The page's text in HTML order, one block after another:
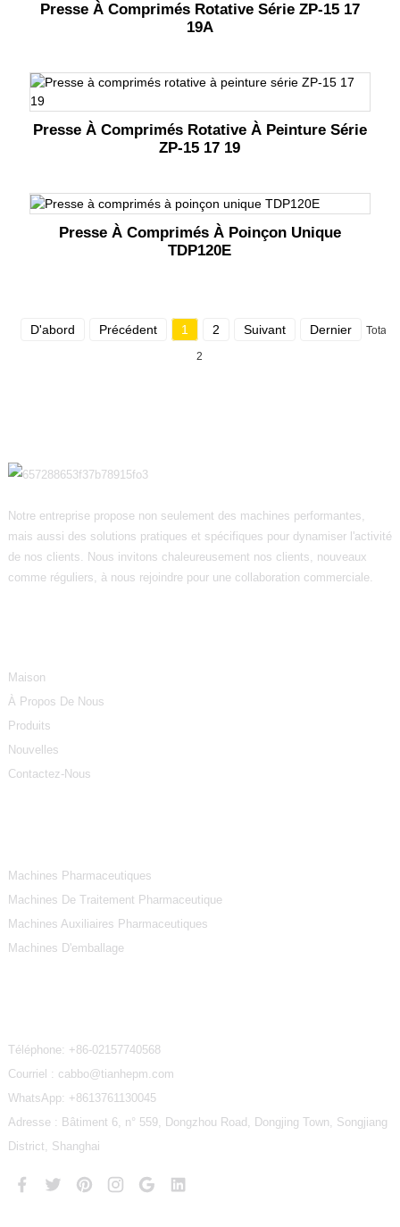
Presse À Comprimés Rotative Série ZP-15 17
19A
Presse À Comprimés Rotative À Peinture Série
ZP-15 17 19
Presse À Comprimés À Poinçon Unique
TDP120E
D'abord Précédent 1 2 Suivant Dernier Total
2
Notre entreprise propose non seulement des machines performantes,
mais aussi des solutions pratiques et spécifiques pour dynamiser l'activité
de nos clients. Nous invitons chaleureusement nos clients, nouveaux
comme réguliers, à nous rejoindre pour une collaboration commerciale.
Maison
À Propos De Nous
Produits
Nouvelles
Contactez-Nous
Machines Pharmaceutiques
Machines De Traitement Pharmaceutique
Machines Auxiliaires Pharmaceutiques
Machines D'emballage
Téléphone: +86-02157740568
Courriel : cabbo@tianhepm.com
WhatsApp: +8613761130045
Adresse : Bâtiment 6, n° 559, Dongzhou Road, Dongjing Town, Songjiang
District, Shanghai